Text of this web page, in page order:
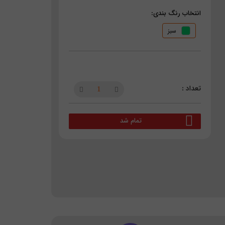
انتخاب رنگ بندی:
سبز
تمام شد